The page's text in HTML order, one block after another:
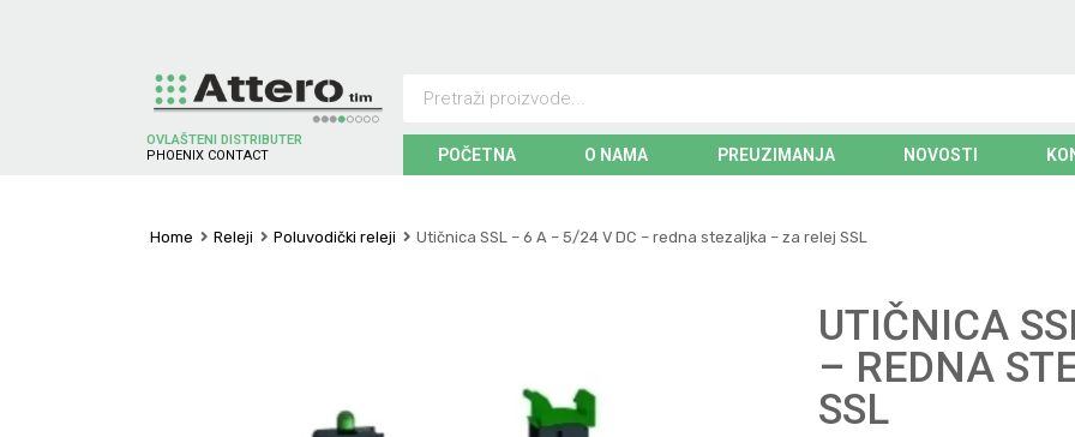
OVLAŠTENI DISTRIBUTER
P H O EN X CO NTACT POČETNA O NAMA PREUZIMANJA NOVOSTI
Home Releji Poluvodički releji Utičnica SSL – 6 A – 5/24 V DC – redna stezaljka – za relej SSL
UTIČNICA
– REDNA
SSL